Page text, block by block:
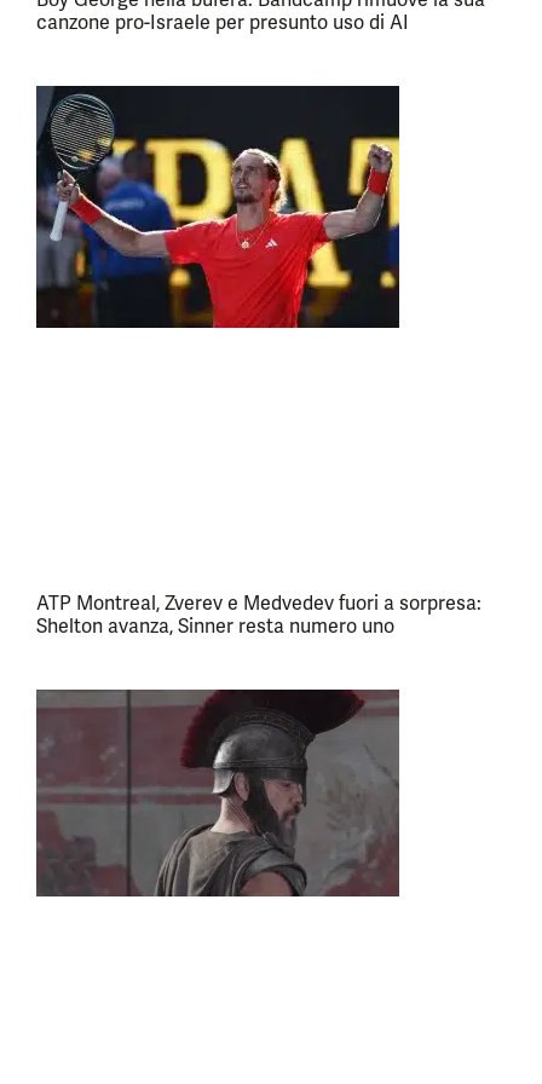
canzone pro-Israele per presunto uso di AI
ATP Montreal, Zverev e Medvedev fuori a sorpresa:
Shelton avanza, Sinner resta numero uno